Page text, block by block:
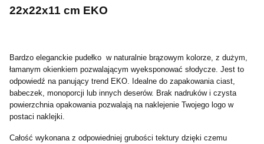
22x22x11 cm EKO
Bardzo eleganckie pudełko w naturalnie brązowym kolorze, z dużym,
łamanym okienkiem pozwalającym wyeksponować słodycze. Jest to
odpowiedź na panujący trend EKO. Idealne do zapakowania ciast,
babeczek, monoporcji lub innych deserów. Brak nadruków i czysta
powierzchnia opakowania pozwalają na naklejenie Twojego logo w
postaci naklejki.
Całość wykonana z odpowiedniej grubości tektury dzięki czemu